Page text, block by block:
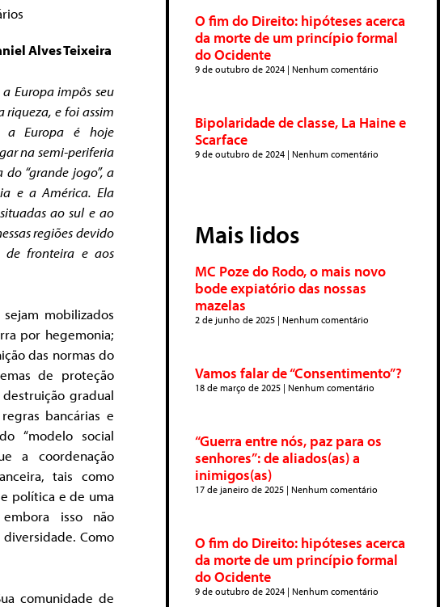
Alves Teixeira
Europa impôs seu
riqueza, e foi assim
a Europa é hoje
na semi-periferia
“grande jogo”, a
e a América. Ela
ao sul e ao
regiões devido
de fronteira e aos
mobilizados
por hegemonia;
das normas do
de proteção
gradual
bancárias e
“modelo social
a coordenação
tais como
política e de uma
isso não
Como
comunidade de
O fim do Direito: hipóteses acerca
da morte de um princípio formal
do Ocidente
9 de outubro de 2024 Nenhum comentário
Bipolaridade de classe, La Haine e
Scarface
9 de outubro de 2024 Nenhum comentário
Mais lidos
MC Poze do Rodo, o mais novo
bode expiatório das nossas
mazelas
2 de junho de 2025 Nenhum comentário
Vamos falar de “Consentimento”?
18 de março de 2025 Nenhum comentário
“Guerra entre nós, paz para os
senhores”: de aliados(as) a
inimigos(as)
17 de janeiro de 2025 Nenhum comentário
O fim do Direito: hipóteses acerca
da morte de um princípio formal
do Ocidente
9 de outubro de 2024 Nenhum comentário